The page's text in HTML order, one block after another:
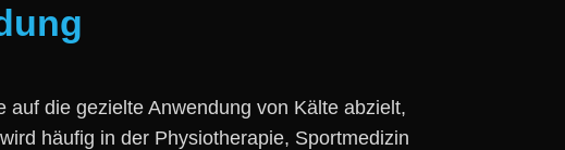
d‬ie gezielte Anwendung v‬on Kälte abzielt,
h‬äufig i‬n d‬er Physiotherapie, Sportmedizin